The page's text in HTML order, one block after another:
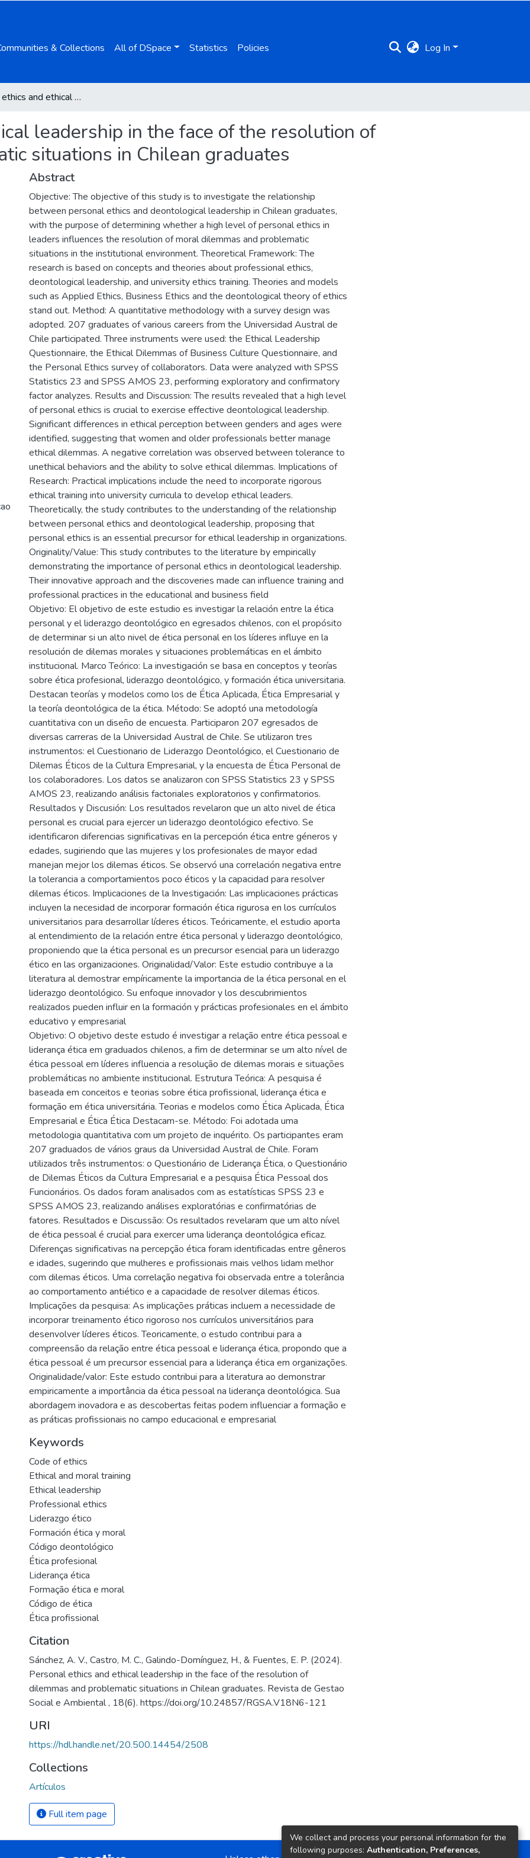
& Collections All of DSpace Statistics Policies Log In
Personal ethics and ethical leadership in the face of the resolution of dilemmas and problematic situations in Chilean graduates
leadership in the face of the resolution of
situations in Chilean graduates
Abstract
Objective: The objective of this study is to investigate the relationship
between personal ethics and deontological leadership in Chilean graduates,
with the purpose of determining whether a high level of personal ethics in
leaders influences the resolution of moral dilemmas and problematic
situations in the institutional environment. Theoretical Framework: The
research is based on concepts and theories about professional ethics,
deontological leadership, and university ethics training. Theories and models
such as Applied Ethics, Business Ethics and the deontological theory of ethics
stand out. Method: A quantitative methodology with a survey design was
adopted. 207 graduates of various careers from the Universidad Austral de
Chile participated. Three instruments were used: the Ethical Leadership
Questionnaire, the Ethical Dilemmas of Business Culture Questionnaire, and
the Personal Ethics survey of collaborators. Data were analyzed with SPSS
Statistics 23 and SPSS AMOS 23, performing exploratory and confirmatory
factor analyzes. Results and Discussion: The results revealed that a high level
of personal ethics is crucial to exercise effective deontological leadership.
Significant differences in ethical perception between genders and ages were
identified, suggesting that women and older professionals better manage
ethical dilemmas. A negative correlation was observed between tolerance to
unethical behaviors and the ability to solve ethical dilemmas. Implications of
Research: Practical implications include the need to incorporate rigorous
ethical training into university curricula to develop ethical leaders.
Theoretically, the study contributes to the understanding of the relationship
between personal ethics and deontological leadership, proposing that
personal ethics is an essential precursor for ethical leadership in organizations.
Originality/Value: This study contributes to the literature by empirically
demonstrating the importance of personal ethics in deontological leadership.
Their innovative approach and the discoveries made can influence training and
professional practices in the educational and business field
Objetivo: El objetivo de este estudio es investigar la relación entre la ética
personal y el liderazgo deontológico en egresados chilenos, con el propósito
de determinar si un alto nivel de ética personal en los líderes influye en la
resolución de dilemas morales y situaciones problemáticas en el ámbito
institucional. Marco Teórico: La investigación se basa en conceptos y teorías
sobre ética profesional, liderazgo deontológico, y formación ética universitaria.
Destacan teorías y modelos como los de Ética Aplicada, Ética Empresarial y
la teoría deontológica de la ética. Método: Se adoptó una metodología
cuantitativa con un diseño de encuesta. Participaron 207 egresados de
diversas carreras de la Universidad Austral de Chile. Se utilizaron tres
instrumentos: el Cuestionario de Liderazgo Deontológico, el Cuestionario de
Dilemas Éticos de la Cultura Empresarial, y la encuesta de Ética Personal de
los colaboradores. Los datos se analizaron con SPSS Statistics 23 y SPSS
AMOS 23, realizando análisis factoriales exploratorios y confirmatorios.
Resultados y Discusión: Los resultados revelaron que un alto nivel de ética
personal es crucial para ejercer un liderazgo deontológico efectivo. Se
identificaron diferencias significativas en la percepción ética entre géneros y
edades, sugiriendo que las mujeres y los profesionales de mayor edad
manejan mejor los dilemas éticos. Se observó una correlación negativa entre
la tolerancia a comportamientos poco éticos y la capacidad para resolver
dilemas éticos. Implicaciones de la Investigación: Las implicaciones prácticas
incluyen la necesidad de incorporar formación ética rigurosa en los currículos
universitarios para desarrollar líderes éticos. Teóricamente, el estudio aporta
al entendimiento de la relación entre ética personal y liderazgo deontológico,
proponiendo que la ética personal es un precursor esencial para un liderazgo
ético en las organizaciones. Originalidad/Valor: Este estudio contribuye a la
literatura al demostrar empíricamente la importancia de la ética personal en el
liderazgo deontológico. Su enfoque innovador y los descubrimientos
realizados pueden influir en la formación y prácticas profesionales en el ámbito
educativo y empresarial
Objetivo: O objetivo deste estudo é investigar a relação entre ética pessoal e
liderança ética em graduados chilenos, a fim de determinar se um alto nível de
ética pessoal em líderes influencia a resolução de dilemas morais e situações
problemáticas no ambiente institucional. Estrutura Teórica: A pesquisa é
baseada em conceitos e teorias sobre ética profissional, liderança ética e
formação em ética universitária. Teorias e modelos como Ética Aplicada, Ética
Empresarial e Ética Ética Destacam-se. Método: Foi adotada uma
metodologia quantitativa com um projeto de inquérito. Os participantes eram
207 graduados de vários graus da Universidad Austral de Chile. Foram
utilizados três instrumentos: o Questionário de Liderança Ética, o Questionário
de Dilemas Éticos da Cultura Empresarial e a pesquisa Ética Pessoal dos
Funcionários. Os dados foram analisados com as estatísticas SPSS 23 e
SPSS AMOS 23, realizando análises exploratórias e confirmatórias de
fatores. Resultados e Discussão: Os resultados revelaram que um alto nível
de ética pessoal é crucial para exercer uma liderança deontológica eficaz.
Diferenças significativas na percepção ética foram identificadas entre gêneros
e idades, sugerindo que mulheres e profissionais mais velhos lidam melhor
com dilemas éticos. Uma correlação negativa foi observada entre a tolerância
ao comportamento antiético e a capacidade de resolver dilemas éticos.
Implicações da pesquisa: As implicações práticas incluem a necessidade de
incorporar treinamento ético rigoroso nos currículos universitários para
desenvolver líderes éticos. Teoricamente, o estudo contribui para a
compreensão da relação entre ética pessoal e liderança ética, propondo que a
ética pessoal é um precursor essencial para a liderança ética em organizações.
Originalidade/valor: Este estudo contribui para a literatura ao demonstrar
empiricamente a importância da ética pessoal na liderança deontológica. Sua
abordagem inovadora e as descobertas feitas podem influenciar a formação e
as práticas profissionais no campo educacional e empresarial
Keywords
Code of ethics
Ethical and moral training
Ethical leadership
Professional ethics
Liderazgo ético
Formación ética y moral
Código deontológico
Ética profesional
Liderança ética
Formação ética e moral
Código de ética
Ética profissional
Citation
Sánchez, A. V., Castro, M. C., Galindo-Domínguez, H., & Fuentes, E. P. (2024).
Personal ethics and ethical leadership in the face of the resolution of
dilemmas and problematic situations in Chilean graduates. Revista de Gestao
Social e Ambiental , 18(6). https://doi.org/10.24857/RGSA.V18N6-121
URI
https://hdl.handle.net/20.500.14454/2508
Collections
Artículos
Full item page
We collect and process your personal information for the
following purposes: Authentication, Preferences,